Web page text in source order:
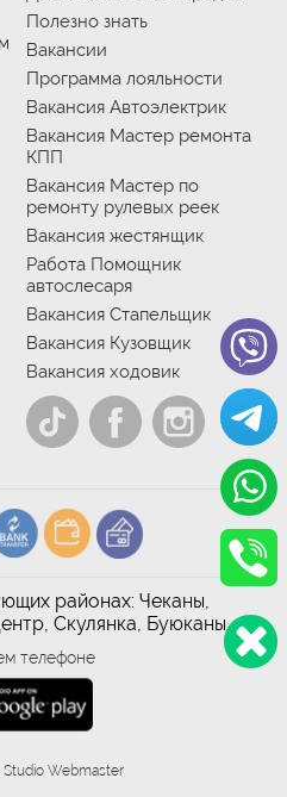
Полезно знать
Вакансии
Программа лояльности
Вакансия Автоэлектрик
Вакансия Мастер ремонта
КПП
Вакансия Мастер по
ремонту рулевых реек
Вакансия жестянщик
Работа Помощник
автослесаря
Вакансия Стапельщик
Вакансия Кузовщик
Вакансия ходовик
районах: Чеканы,
Скулянка, Буюканы
телефоне
Studio Webmaster